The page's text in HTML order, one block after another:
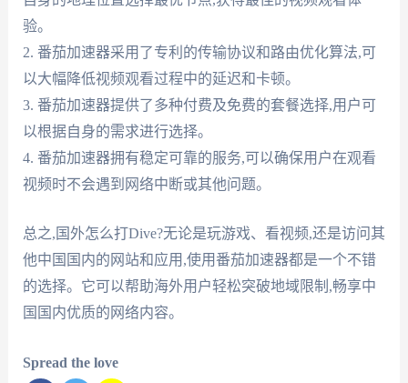
验。
2. 番茄加速器采用了专利的传输协议和路由优化算法,可
以大幅降低视频观看过程中的延迟和卡顿。
3. 番茄加速器提供了多种付费及免费的套餐选择,用户可
以根据自身的需求进行选择。
4. 番茄加速器拥有稳定可靠的服务,可以确保用户在观看
视频时不会遇到网络中断或其他问题。
总之,国外怎么打Dive?无论是玩游戏、看视频,还是访问其
他中国国内的网站和应用,使用番茄加速器都是一个不错
的选择。它可以帮助海外用户轻松突破地域限制,畅享中
国国内优质的网络内容。
Spread the love